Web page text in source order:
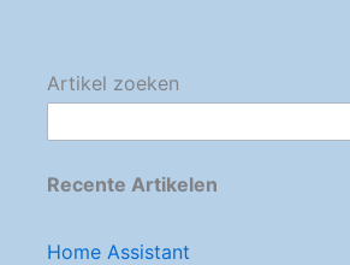
Artikel zoeken
Recente Artikelen
Home Assistant